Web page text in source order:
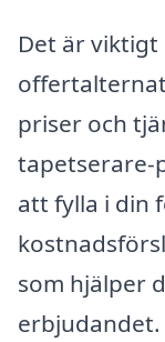
Det är
priser och
tapetserare-
att fylla i din
som hjälper
erbjudandet.